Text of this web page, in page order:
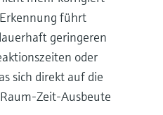
führt
geringeren
oder
sich direkt auf die
Zeit-Ausbeute